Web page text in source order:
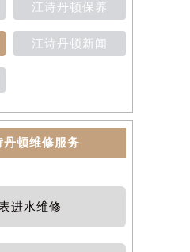
江诗丹顿保养
江诗丹顿新闻
丹顿维修服务
进水维修